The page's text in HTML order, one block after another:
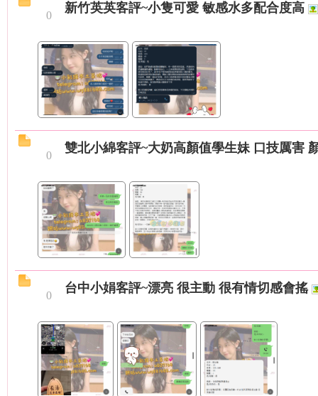
0
新竹英英客評~小隻可愛 敏感水多配合度高
0
雙北小綿客評~大奶高顏值學生妹 口技厲害
0
台中小娟客評~漂亮 很主動 很有情切感會搖